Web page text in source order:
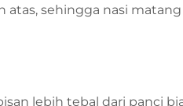
atas, sehingga nasi matang
lebih tebal dari panci